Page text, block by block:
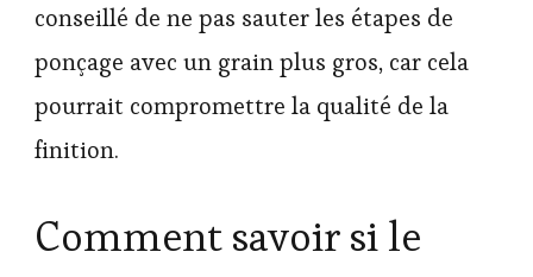
conseillé de ne pas sauter les étapes de
ponçage avec un grain plus gros, car cela
pourrait compromettre la qualité de la
finition.
Comment savoir si le